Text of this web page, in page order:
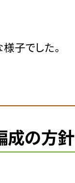
子でした。
成の方針